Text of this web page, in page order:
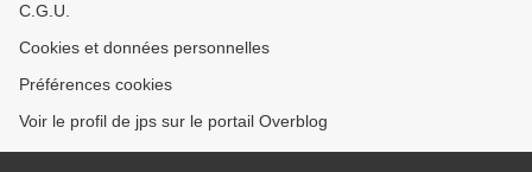
C.G.U.
Cookies et données personnelles
Préférences cookies
Voir le profil de jps sur le portail Overblog